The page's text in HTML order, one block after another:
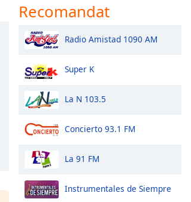
Recomandat
Radio Amistad 1090 AM
Super K
La N 103.5
Concierto 93.1 FM
La 91 FM
Instrumentales de Siempre